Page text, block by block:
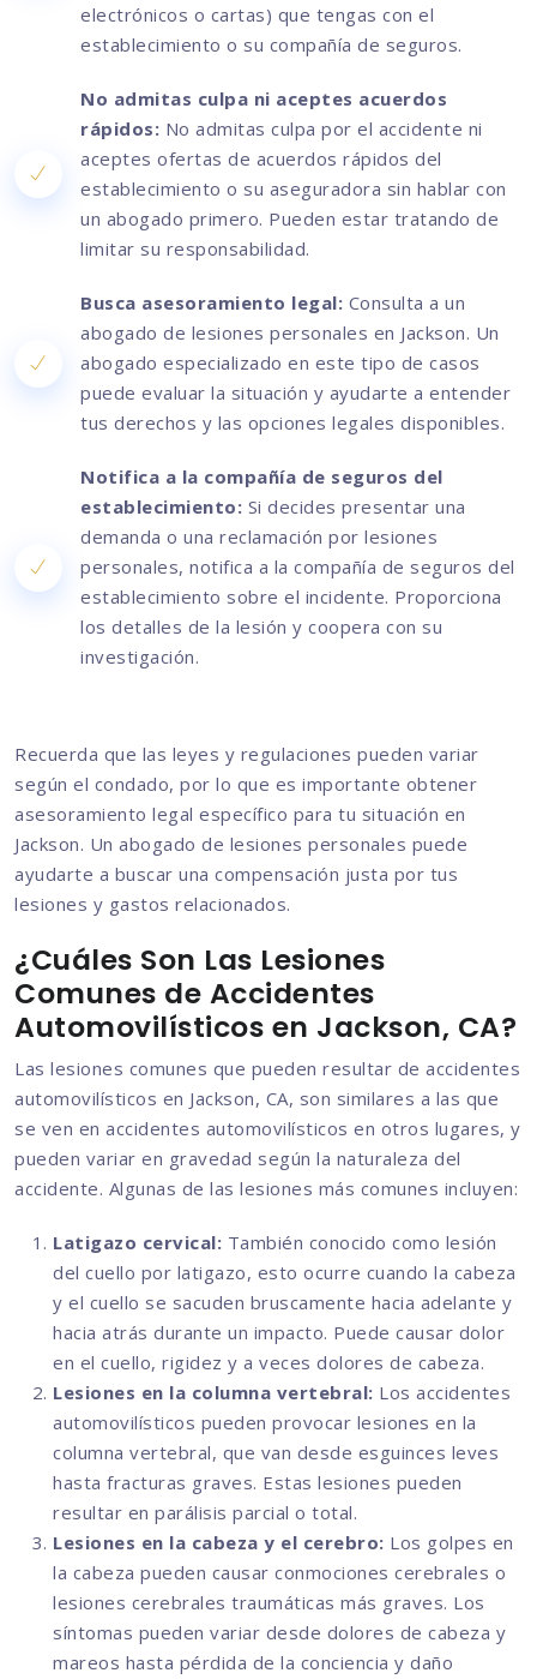
electrónicos o cartas) que tengas con el
establecimiento o su compañía de seguros.
No admitas culpa ni aceptes acuerdos
rápidos: No admitas culpa por el accidente ni
aceptes ofertas de acuerdos rápidos del
establecimiento o su aseguradora sin hablar con
un abogado primero. Pueden estar tratando de
limitar su responsabilidad.
Busca asesoramiento legal: Consulta a un
abogado de lesiones personales en Jackson. Un
abogado especializado en este tipo de casos
puede evaluar la situación y ayudarte a entender
tus derechos y las opciones legales disponibles.
Notifica a la compañía de seguros del
establecimiento: Si decides presentar una
demanda o una reclamación por lesiones
personales, notifica a la compañía de seguros del
establecimiento sobre el incidente. Proporciona
los detalles de la lesión y coopera con su
investigación.
Recuerda que las leyes y regulaciones pueden variar
según el condado, por lo que es importante obtener
asesoramiento legal específico para tu situación en
Jackson. Un abogado de lesiones personales puede
ayudarte a buscar una compensación justa por tus
lesiones y gastos relacionados.
¿Cuáles Son Las Lesiones
Comunes de Accidentes
Automovilísticos en Jackson, CA?
Las lesiones comunes que pueden resultar de accidentes
automovilísticos en Jackson, CA, son similares a las que
se ven en accidentes automovilísticos en otros lugares, y
pueden variar en gravedad según la naturaleza del
accidente. Algunas de las lesiones más comunes incluyen:
Latigazo cervical: También conocido como lesión
del cuello por latigazo, esto ocurre cuando la cabeza
y el cuello se sacuden bruscamente hacia adelante y
hacia atrás durante un impacto. Puede causar dolor
en el cuello, rigidez y a veces dolores de cabeza.
Lesiones en la columna vertebral: Los accidentes
automovilísticos pueden provocar lesiones en la
columna vertebral, que van desde esguinces leves
hasta fracturas graves. Estas lesiones pueden
resultar en parálisis parcial o total.
Lesiones en la cabeza y el cerebro: Los golpes en
la cabeza pueden causar conmociones cerebrales o
lesiones cerebrales traumáticas más graves. Los
síntomas pueden variar desde dolores de cabeza y
mareos hasta pérdida de la conciencia y daño